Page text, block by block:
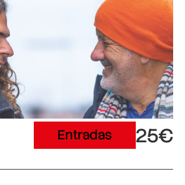
Entradas 25€